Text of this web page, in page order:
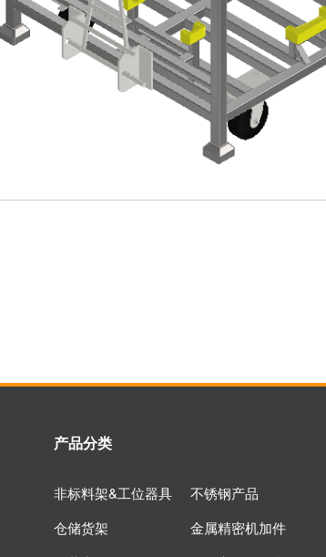
产品分类
非标料架&工位器具
不锈钢产品
仓储货架
金属精密机加件